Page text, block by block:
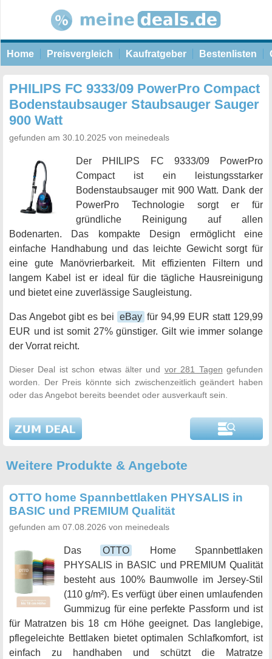
Home Preisvergleich Kaufratgeber Bestenlisten
PHILIPS FC 9333/09 PowerPro Compact
Bodenstaubsauger Staubsauger Sauger
900 Watt
gefunden am 30.10.2025 von meinedeals
Der PHILIPS FC 9333/09 PowerPro
Compact ist ein leistungsstarker
Bodenstaubsauger mit 900 Watt. Dank der
PowerPro Technologie sorgt er für
gründliche Reinigung auf allen
Bodenarten. Das kompakte Design ermöglicht eine
einfache Handhabung und das leichte Gewicht sorgt für
eine gute Manövrierbarkeit. Mit effizienten Filtern und
langem Kabel ist er ideal für die tägliche Hausreinigung
und bietet eine zuverlässige Saugleistung.
Das Angebot gibt es bei eBay für 94,99 EUR statt 129,99
EUR und ist somit 27% günstiger. Gilt wie immer solange
der Vorrat reicht.
Dieser Deal ist schon etwas älter und vor 281 Tagen gefunden
worden. Der Preis könnte sich zwischenzeitlich geändert haben
oder das Angebot bereits beendet oder ausverkauft sein.
Weitere Produkte & Angebote
OTTO home Spannbettlaken PHYSALIS in
BASIC und PREMIUM Qualität
gefunden am 07.08.2026 von meinedeals
Das OTTO
Home Spannbettlaken
PHYSALIS in BASIC und PREMIUM Qualität
besteht aus 100% Baumwolle im Jersey-Stil
(110 g/m²). Es verfügt über einen umlaufenden
Gummizug für eine perfekte Passform und ist
für Matratzen bis 18 cm Höhe geeignet. Das langlebige,
pflegeleichte Bettlaken bietet optimalen Schlafkomfort, ist
einfach zu handhaben und schützt die Matratze